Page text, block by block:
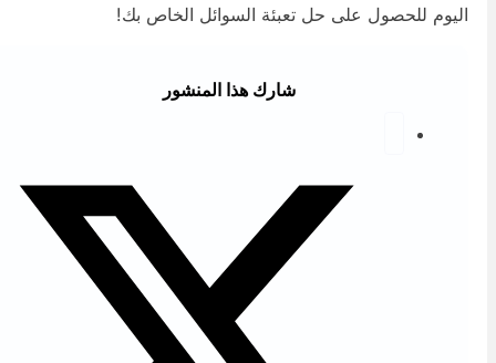
اليوم للحصول على حل تعبئة السوائل الخاص بك!
شارك هذا المنشور